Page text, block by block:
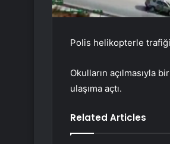
Polis helikopterle
Okulların açılmasıyla
ulaşıma açtı.
Related Articles